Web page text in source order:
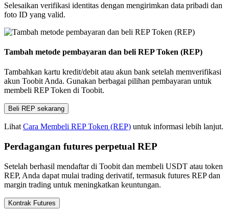
Selesaikan verifikasi identitas dengan mengirimkan data pribadi dan
foto ID yang valid.
Tambah metode pembayaran dan beli REP Token (REP)
Tambahkan kartu kredit/debit atau akun bank setelah memverifikasi
akun Toobit Anda. Gunakan berbagai pilihan pembayaran untuk
membeli REP Token di Toobit.
Beli REP sekarang
Lihat Cara Membeli REP Token (REP) untuk informasi lebih lanjut.
Perdagangan futures perpetual REP
Setelah berhasil mendaftar di Toobit dan membeli USDT atau token
REP, Anda dapat mulai trading derivatif, termasuk futures REP dan
margin trading untuk meningkatkan keuntungan.
Kontrak Futures